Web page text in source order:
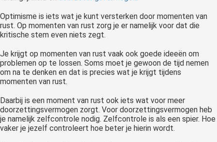
Optimisme is iets wat je kunt versterken door momenten van
rust. Op momenten van rust zorg je er namelijk voor dat die
kritische stem even niets zegt.
Je krijgt op momenten van rust vaak ook goede ideeën om
problemen op te lossen. Soms moet je gewoon de tijd nemen
om na te denken en dat is precies wat je krijgt tijdens
momenten van rust.
Daarbij is een moment van rust ook iets wat voor meer
doorzettingsvermogen zorgt. Voor doorzettingsvermogen heb
je namelijk zelfcontrole nodig. Zelfcontrole is als een spier. Hoe
vaker je jezelf controleert hoe beter je hierin wordt.